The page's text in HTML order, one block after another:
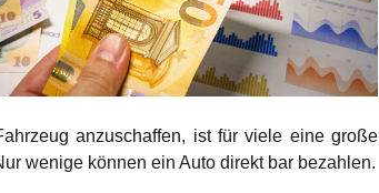
anzuschaffen, ist für viele eine große
wenige können ein Auto direkt bar bezahlen.